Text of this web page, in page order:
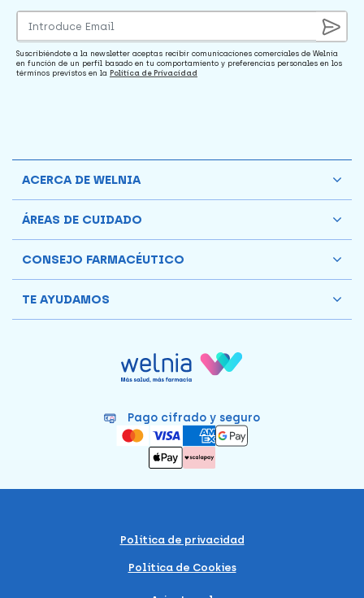
Suscribiéndote a la newsletter aceptas recibir comunicaciones comerciales de Welnia
en función de un perfil basado en tu comportamiento y preferencias personales en los
términos previstos en la Política de Privacidad
Pago cifrado y seguro
ACERCA DE WELNIA
ÁREAS DE CUIDADO
CONSEJO FARMACÉUTICO
TE AYUDAMOS
Política de privacidad
Política de Cookies